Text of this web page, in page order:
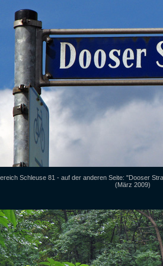
Schleuse 81 - auf der anderen Seite: "Dooser
(März 2009)